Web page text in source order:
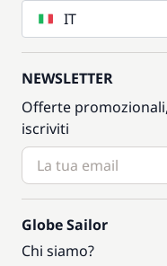
IT
NEWSLETTER
Offerte
iscriviti
Globe Sailor
Chi siamo?